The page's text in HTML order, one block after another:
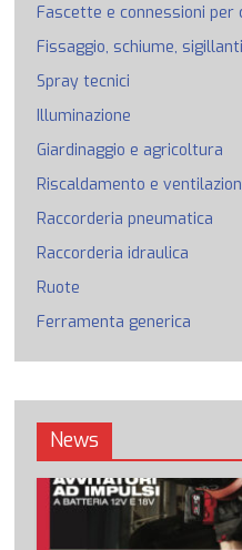
Fascette e connessioni per
Fissaggio, schiume,
Spray tecnici
Illuminazione
Giardinaggio e agricoltura
Riscaldamento e
Raccorderia pneumatica
Raccorderia idraulica
Ruote
Ferramenta generica
News